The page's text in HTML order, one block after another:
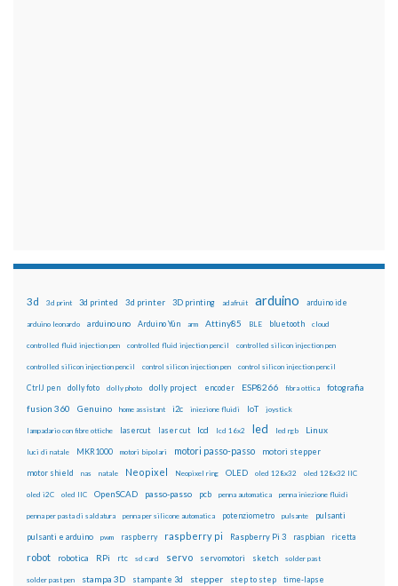
3d 3d print 3d printed 3d printer 3D printing adafruit arduino arduino ide
arduino leonardo arduino uno Arduino Yún arm Attiny85 BLE bluetooth cloud
controlled fluid injection pen controlled fluid injection pencil controlled silicon injection pen
controlled silicon injection pencil control silicon injection pen control silicon injection pencil
CtrlJ pen dolly foto dolly photo dolly project encoder ESP8266 fibra ottica fotografia
fusion 360 Genuino home assistant i2c iniezione fluidi IoT joystick
lampadario con fibre ottiche lasercut laser cut lcd lcd 16x2 led led rgb Linux
luci di natale MKR1000 motori bipolari motori passo-passo motori stepper
motor shield nas natale Neopixel Neopixel ring OLED oled 128x32 oled 128x32 IIC
oled i2C oled IIC OpenSCAD passo-passo pcb penna automatica penna iniezione fluidi
penna per pasta di saldatura penna per silicone automatica potenziometro pulsante pulsanti
pulsanti e arduino pwm raspberry raspberry pi Raspberry Pi 3 raspbian ricetta
robot robotica RPi rtc sd card servo servomotori sketch solder past
solder past pen stampa 3D stampante 3d stepper step to step time-lapse